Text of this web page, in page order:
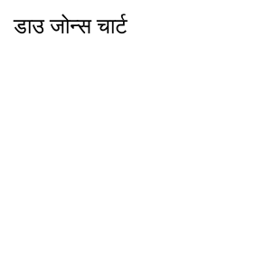
डाउ जोन्स चार्ट